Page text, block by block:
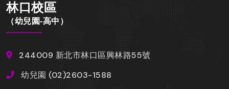
林口校區
（幼兒園-高中）
244009 新北市林口區興林路55號
幼兒園 (02)2603-1588